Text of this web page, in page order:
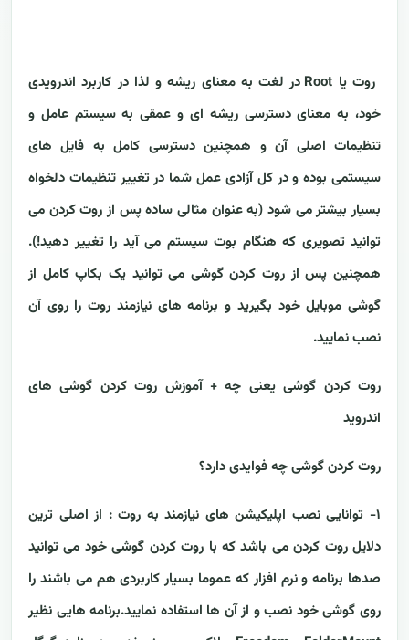
روت یا Root
در لغت به معنای ریشه و لذا در کاربرد اندرویدی
خود، به معنای دسترسی ریشه ای و عمقی به سیستم عامل و
تنظیمات اصلی آن و همچنین دسترسی کامل به فایل های
سیستمی بوده و در کل آزادی عمل شما در تغییر تنظیمات دلخواه
بسیار بیشتر می شود (به عنوان مثالی ساده پس از روت کردن می
توانید تصویری که هنگام بوت سیستم می آید را تغییر دهید!).
همچنین پس از روت کردن گوشی می توانید یک بکاپ کامل از
گوشی موبایل خود بگیرید و برنامه های نیازمند روت را روی آن
نصب نمایید.
روت کردن گوشی یعنی چه + آموزش روت کردن گوشی های
اندروید
روت کردن گوشی چه فوایدی دارد؟
۱- توانایی نصب اپلیکیشن های نیازمند به روت :
از اصلی ترین
دلایل روت کردن می باشد که با روت کردن گوشی خود می توانید
صدها برنامه و نرم افزار که عموما بسیار کاربردی هم می باشند را
روی گوشی خود نصب و از آن ها استفاده نمایید.برنامه هایی نظیر